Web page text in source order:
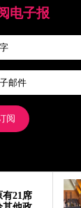
有21席
电子报
阅